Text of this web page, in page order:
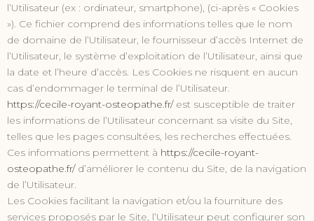
l’Utilisateur (ex : ordinateur, smartphone), (ci-après « Cookies
»). Ce fichier comprend des informations telles que le nom
de domaine de l’Utilisateur, le fournisseur d’accès Internet de
l’Utilisateur, le système d’exploitation de l’Utilisateur, ainsi que
la date et l’heure d’accès. Les Cookies ne risquent en aucun
cas d’endommager le terminal de l’Utilisateur.
https://cecile-royant-osteopathe.fr/est susceptible de traiter
les informations de l’Utilisateur concernant sa visite du Site,
telles que les pages consultées, les recherches effectuées.
Ces informations permettent à https://cecile-royant-
osteopathe.fr/d’améliorer le contenu du Site, de la navigation
de l’Utilisateur.
Les Cookies facilitant la navigation et/ou la fourniture des
services proposés par le Site, l’Utilisateur peut configurer son